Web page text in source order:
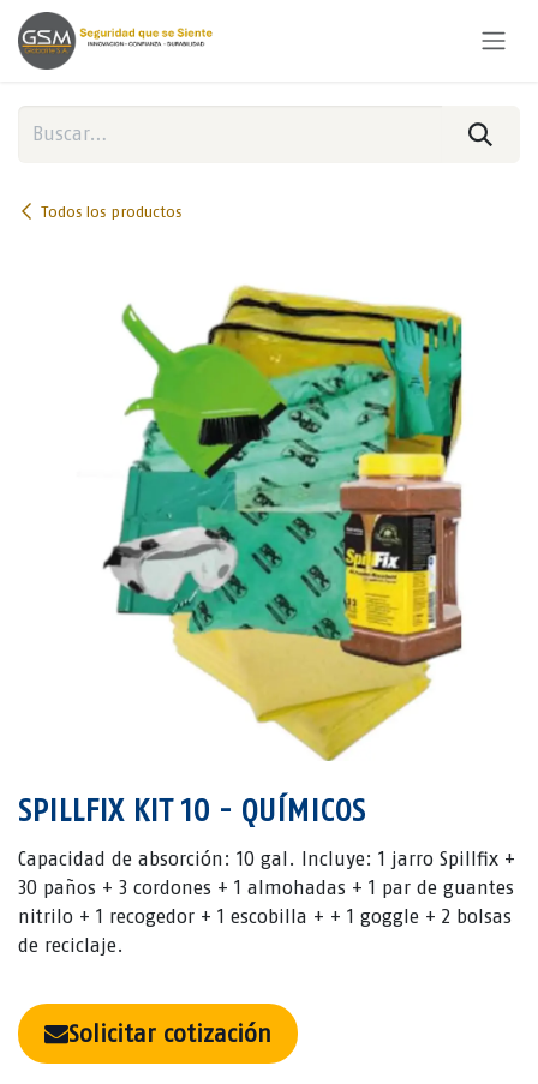
Ir al contenido
Todos los productos
SPILLFIX KIT 10 - QUÍMICOS
Capacidad de absorción: 10 gal. Incluye: 1 jarro Spillfix +
30 paños + 3 cordones + 1 almohadas + 1 par de guantes
nitrilo + 1 recogedor + 1 escobilla + + 1 goggle + 2 bolsas
de reciclaje.
Solicitar cotización